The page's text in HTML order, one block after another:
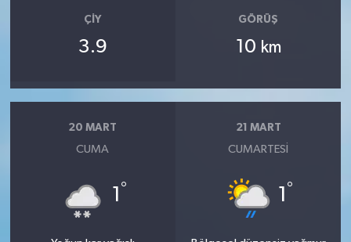
ÇIY
3.9
GÖRÜŞ
10 km
20 MART
CUMA
1 °
21 MART
CUMARTESI
1 °